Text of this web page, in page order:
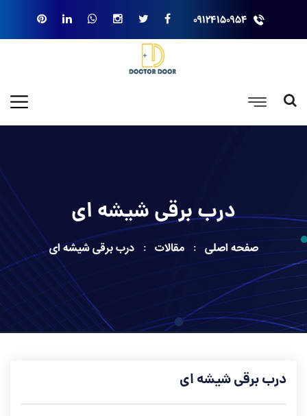
۰۹۱۲۴۱۵۰۹۵۴
درب برقی شیشه ای
صفحه اصلی مقالات درب برقی شیشه ای
درب برقی شیشه ای